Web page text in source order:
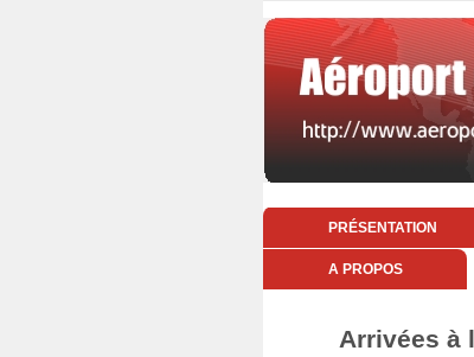
PRÉSENTATION
A PROPOS
Arrivées à